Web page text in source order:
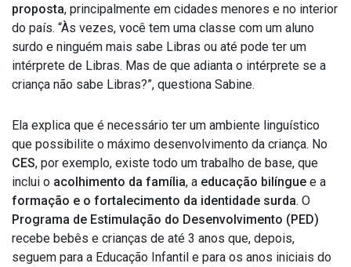
proposta, principalmente em cidades menores e no interior
do país. “Às vezes, você tem uma classe com um aluno
surdo e ninguém mais sabe Libras ou até pode ter um
intérprete de Libras. Mas de que adianta o intérprete se a
criança não sabe Libras?”, questiona Sabine.
Ela explica que é necessário ter um ambiente linguístico
que possibilite o máximo desenvolvimento da criança. No
CES, por exemplo, existe todo um trabalho de base, que
inclui o acolhimento da família, a educação bilíngue e a
formação e o fortalecimento da identidade surda. O
Programa de Estimulação do Desenvolvimento (PED)
recebe bebês e crianças de até 3 anos que, depois,
seguem para a Educação Infantil e para os anos iniciais do